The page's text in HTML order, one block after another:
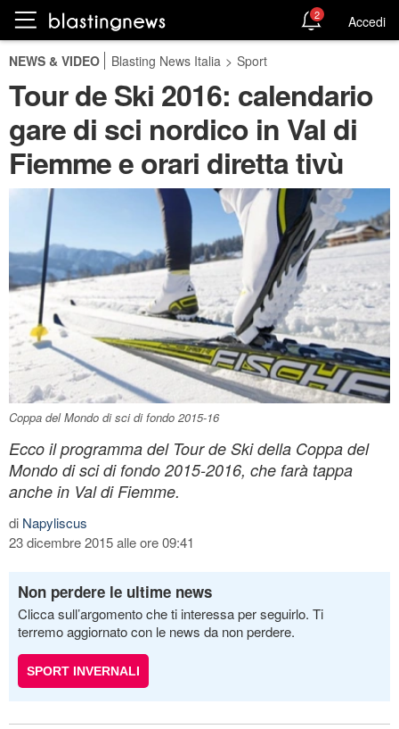
2 Accedi
NEWS & VIDEO Blasting News Italia > Sport
Tour de Ski 2016: calendario
gare di sci nordico in Val di
Fiemme e orari diretta tivù
Coppa del Mondo di sci di fondo 2015-16
Ecco il programma del Tour de Ski della Coppa del
Mondo di sci di fondo 2015-2016, che farà tappa
anche in Val di Fiemme.
di Napyliscus
23 dicembre 2015 alle ore 09:41
Non perdere le ultime news
Clicca sull’argomento che ti interessa per seguirlo. Ti
terremo aggiornato con le news da non perdere.
SPORT INVERNALI